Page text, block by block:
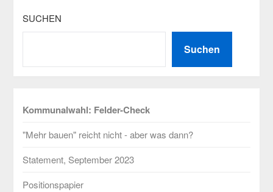
SUCHEN
Suchen
Kommunalwahl: Felder-Check
"Mehr bauen" reicht nicht - aber was dann?
Statement, September 2023
Positionspapier